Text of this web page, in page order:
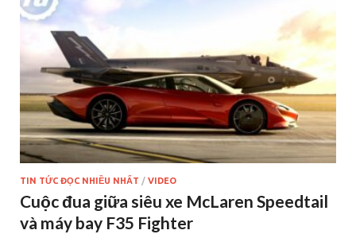
TIN TỨC ĐỌC NHIỀU NHẤT / VIDEO
Cuộc đua giữa siêu xe McLaren Speedtail
và máy bay F35 Fighter